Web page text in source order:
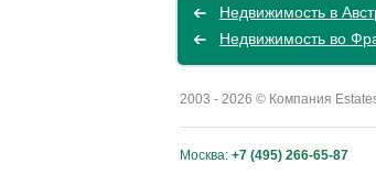
Недвижимость в
Недвижимость во
2003 - 2026 © Компания
Москва: +7 (495) 266-65-87